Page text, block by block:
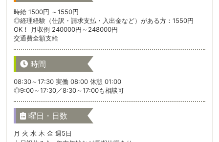
時給 1500円 ～1550円
◎経理経験（仕訳・請求支払・入出金など）がある方：1550円
OK！ 月収例 240000円～248000円
交通費全額支給
時間
08:30～17:30 実働 08:00 休憩 01:00
◎9:00～17:30／8:30～17:00も相談可
曜日・日数
月 火 水 木 金 週5日